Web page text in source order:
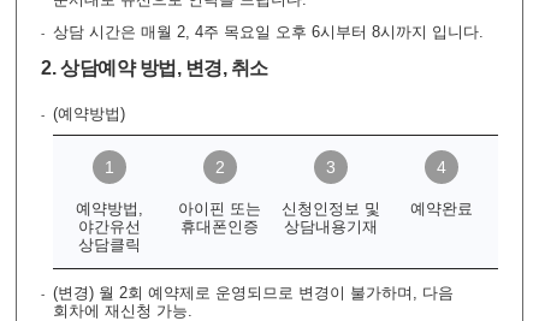
상담 시간은 매월 2, 4주 목요일 오후 6시부터 8시까지 입니다.
2. 상담예약 방법, 변경, 취소
(예약방법)
예약방법,
야간유선
상담클릭
아이핀 또는
휴대폰인증
신청인정보 및
상담내용기재
예약완료
(변경) 월 2회 예약제로 운영되므로 변경이 불가하며, 다음
회차에 재신청 가능.